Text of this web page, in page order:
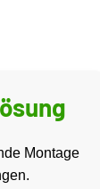
Montage